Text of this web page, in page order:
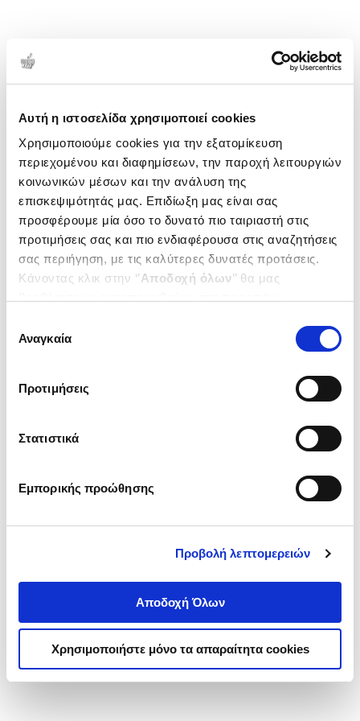
Αυτή η ιστοσελίδα χρησιμοποιεί cookies
Χρησιμοποιούμε cookies για την εξατομίκευση
περιεχομένου και διαφημίσεων, την παροχή λειτουργιών
κοινωνικών μέσων και την ανάλυση της
επισκεψιμότητάς μας. Επιδίωξη μας είναι σας
προσφέρουμε μία όσο το δυνατό πιο ταιριαστή στις
προτιμήσεις σας και πιο ενδιαφέρουσα στις αναζητήσεις
σας περιήγηση, με τις καλύτερες δυνατές προτάσεις.
Κάνοντας κλικ στην ‘’Αποδοχή όλων’’ θα μας
ενδιαφέρουν και να επιλέξετε από τα παρακάτω με την
΄΄και να ενημερωθείτε σχετικά με
συγκατάθεσης
Αναγκαία
Προτιμήσεις
Στατιστικά
Εμπορικής προώθησης
Προβολή λεπτομερειών
Αποδοχή Όλων
Χρησιμοποιήστε μόνο τα απαραίτητα cookies